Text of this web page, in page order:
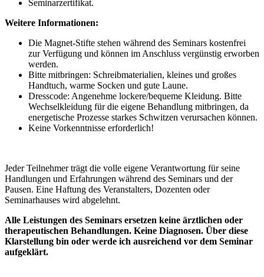
Seminarzertifikat.
Weitere Informationen:
Die Magnet-Stifte stehen während des Seminars kostenfrei
zur Verfügung und können im Anschluss vergünstig erworben
werden.
Bitte mitbringen: Schreibmaterialien, kleines und großes
Handtuch, warme Socken und gute Laune.
Dresscode: Angenehme lockere/bequeme Kleidung. Bitte
Wechselkleidung für die eigene Behandlung mitbringen, da
energetische Prozesse starkes Schwitzen verursachen können.
Keine Vorkenntnisse erforderlich!
Jeder Teilnehmer trägt die volle eigene Verantwortung für seine
Handlungen und Erfahrungen während des Seminars und der
Pausen. Eine Haftung des Veranstalters, Dozenten oder
Seminarhauses wird abgelehnt.
Alle Leistungen des Seminars ersetzen keine ärztlichen oder
therapeutischen Behandlungen. Keine Diagnosen. Über diese
Klarstellung bin oder werde ich ausreichend vor dem Seminar
aufgeklärt.